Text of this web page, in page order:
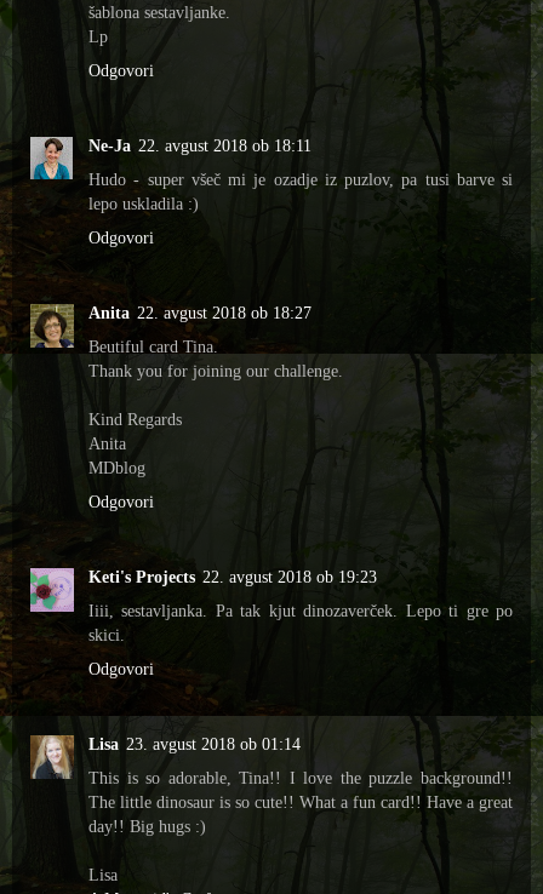
šablona sestavljanke.
Lp
Odgovori
Ne-Ja 22. avgust 2018 ob 18:11
Hudo - super všeč mi je ozadje iz puzlov, pa tusi barve si
lepo uskladila :)
Odgovori
Anita 22. avgust 2018 ob 18:27
Beutiful card Tina.
Thank you for joining our challenge.
Kind Regards
Anita
MDblog
Odgovori
Keti's Projects 22. avgust 2018 ob 19:23
Iiii, sestavljanka. Pa tak kjut dinozaverček. Lepo ti gre po
skici.
Odgovori
Lisa 23. avgust 2018 ob 01:14
This is so adorable, Tina!! I love the puzzle background!!
The little dinosaur is so cute!! What a fun card!! Have a great
day!! Big hugs :)
Lisa